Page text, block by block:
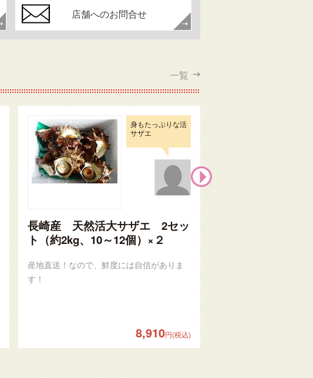
店舗へのお問合せ
一覧
身もたっぷりな活
サザエ
長崎産 天然活大サザエ 2セッ
ト（約2kg、10～12個）×２
産地直送！なので、鮮度には自信がありま
す！
8,910円(税込)